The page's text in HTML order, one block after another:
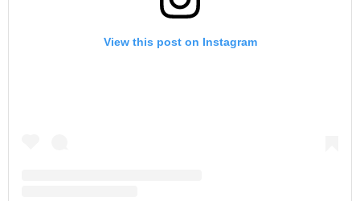
View this post on Instagram